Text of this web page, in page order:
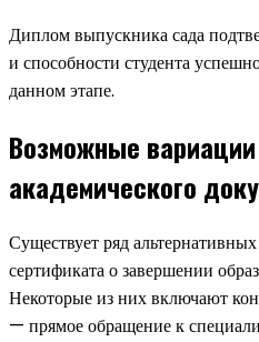
Диплом выпускника сада
и способности студента
данном этапе.
Возможные
академического
Существует ряд
сертификата о завершении
Некоторые из них включают
— прямое обращение к